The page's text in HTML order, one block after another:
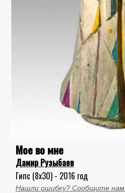
Мое во мне
Дамир Рузыбаев
Гипс (8x30) - 2016 год
Нашли ошибку? Сообщите нам.